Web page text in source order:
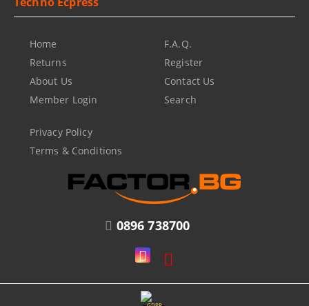
0896 738700
Home
Returns
About Us
Member Login
F.A.Q.
Register
Contact Us
Search
Privacy Policy
Terms & Conditions